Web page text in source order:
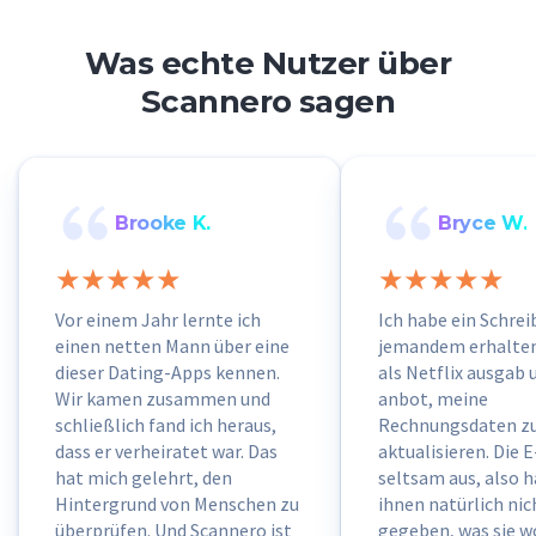
Was echte Nutzer über
Scannero sagen
Brooke K.
Vor einem Jahr lernte ich
einen netten Mann über eine
dieser Dating-Apps kennen.
Wir kamen zusammen und
schließlich fand ich heraus,
dass er verheiratet war. Das
hat mich gelehrt, den
Hintergrund von Menschen zu
überprüfen. Und Scannero ist
Bryce W.
Ich habe ein
jemandem
als Netflix ausgab
anbot, meine
Rechnungsdaten
aktualisieren. Die
seltsam aus, also
ihnen natürlich
gegeben, was sie